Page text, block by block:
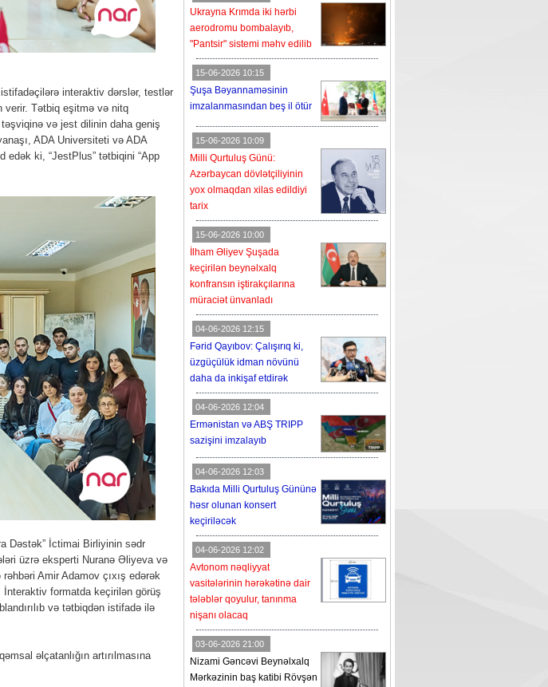
interaktiv dərslər, testlər
verir. Tətbiq eşitmə və nitq
və jest dilinin daha geniş
ADA Universiteti və ADA
edək ki, “JestPlus” tətbiqini “App
Dəstək” İctimai Birliyinin sədr
üzrə eksperti Nuranə Əliyeva və
Amir Adamov çıxış edərək
İnteraktiv formatda keçirilən görüş
və tətbiqdən istifadə ilə
əlçatanlığın artırılmasına
Ukrayna Krımda iki hərbi
aerodromu bombalayıb,
"Pantsir" sistemi məhv edilib
15-06-2026 10:15
Şuşa Bəyannaməsinin
imzalanmasından beş il ötür
15-06-2026 10:09
Milli Qurtuluş Günü:
Azərbaycan dövlətçiliyinin
yox olmaqdan xilas edildiyi
tarix
15-06-2026 10:00
İlham Əliyev Şuşada
keçirilən beynəlxalq
konfransın iştirakçılarına
müraciət ünvanladı
04-06-2026 12:15
Fərid Qayıbov: Çalışırıq ki,
üzgüçülük idman növünü
daha da inkişaf etdirək
04-06-2026 12:04
Ermənistan və ABŞ TRIPP
sazişini imzalayıb
04-06-2026 12:03
Bakıda Milli Qurtuluş Gününə
həsr olunan konsert
keçiriləcək
04-06-2026 12:02
Avtonom nəqliyyat
vasitələrinin hərəkətinə dair
tələblər qoyulur, tanınma
nişanı olacaq
03-06-2026 21:00
Nizami Gəncəvi Beynəlxalq
Mərkəzinin baş katibi Rövşən